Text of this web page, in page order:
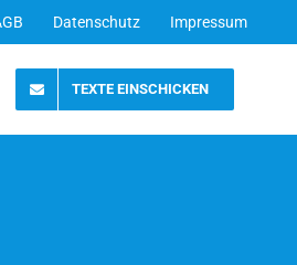
Datenschutz Impressum
TEXTE EINSCHICKEN